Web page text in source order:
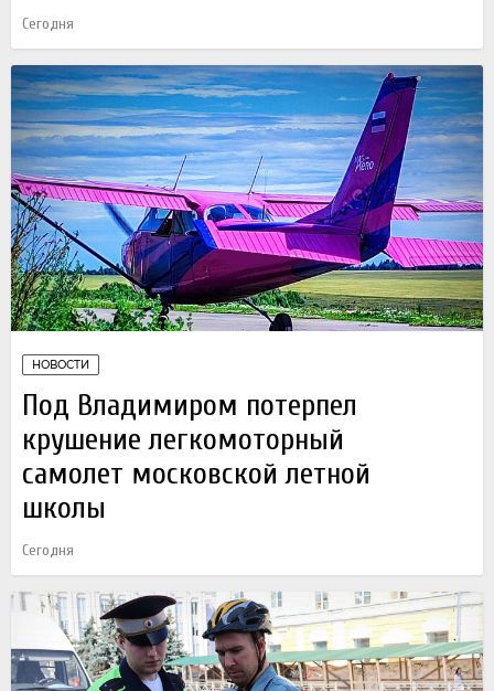
Сегодня
НОВОСТИ
Под Владимиром потерпел
крушение легкомоторный
самолет московской летной
школы
Сегодня